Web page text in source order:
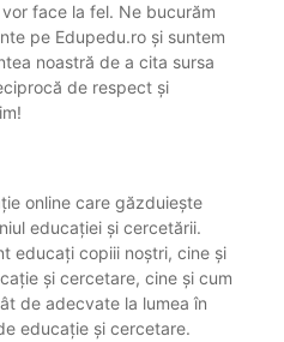
face la fel. Ne bucurăm
pe Edupedu.ro și suntem
noastră de a cita sursa
de respect și
online care găzduiește
educației și cercetării.
educați copiii noștri, cine și
și cercetare, cine și cum
de adecvate la lumea în
educație și cercetare.